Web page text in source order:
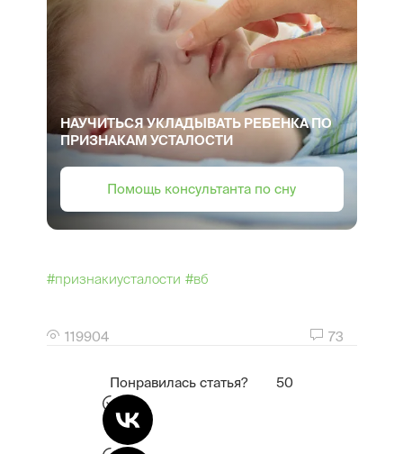
НАУЧИТЬСЯ УКЛАДЫВАТЬ РЕБЕНКА ПО
ПРИЗНАКАМ УСТАЛОСТИ
Помощь консультанта по сну
#признакиусталости #вб
119904 73
Понравилась статья? 50